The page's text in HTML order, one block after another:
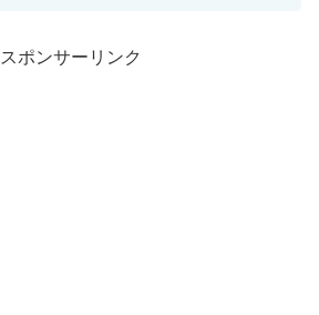
スポンサーリンク